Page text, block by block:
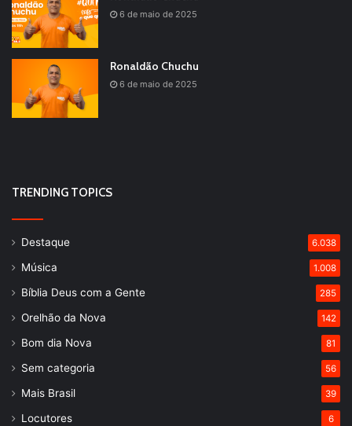
6 de maio de 2025
Ronaldão Chuchu
6 de maio de 2025
TRENDING TOPICS
Destaque 6.038
Música 1.008
Bíblia Deus com a Gente 285
Orelhão da Nova 142
Bom dia Nova 81
Sem categoria 56
Mais Brasil 39
Locutores 6